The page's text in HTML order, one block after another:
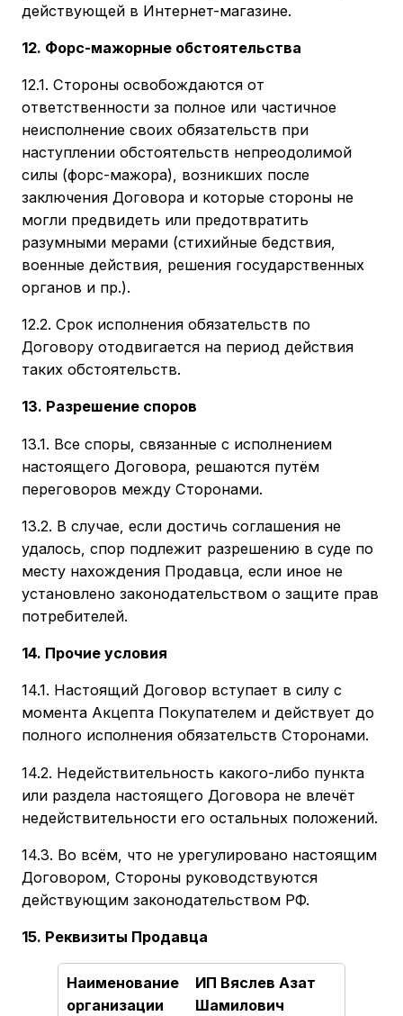
действующей в Интернет-магазине.
12. Форс-мажорные обстоятельства
12.1. Стороны освобождаются от
ответственности за полное или частичное
неисполнение своих обязательств при
наступлении обстоятельств непреодолимой
силы (форс-мажора), возникших после
заключения Договора и которые стороны не
могли предвидеть или предотвратить
разумными мерами (стихийные бедствия,
военные действия, решения государственных
органов и пр.).
12.2. Срок исполнения обязательств по
Договору отодвигается на период действия
таких обстоятельств.
13. Разрешение споров
13.1. Все споры, связанные с исполнением
настоящего Договора, решаются путём
переговоров между Сторонами.
13.2. В случае, если достичь соглашения не
удалось, спор подлежит разрешению в суде по
месту нахождения Продавца, если иное не
установлено законодательством о защите прав
потребителей.
14. Прочие условия
14.1. Настоящий Договор вступает в силу с
момента Акцепта Покупателем и действует до
полного исполнения обязательств Сторонами.
14.2. Недействительность какого-либо пункта
или раздела настоящего Договора не влечёт
недействительности его остальных положений.
14.3. Во всём, что не урегулировано настоящим
Договором, Стороны руководствуются
действующим законодательством РФ.
15. Реквизиты Продавца
Наименование
организации
ИП Вяслев Азат
Шамилович